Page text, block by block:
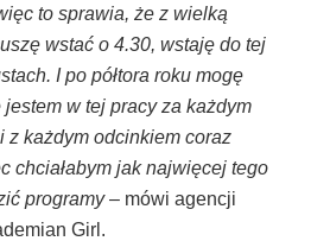
to sprawia, że z wielką
wstać o 4.30, wstaję do tej
I po półtora roku mogę
w tej pracy za każdym
z każdym odcinkiem coraz
chciałabym jak najwięcej tego
programy– mówi agencji
Girl.